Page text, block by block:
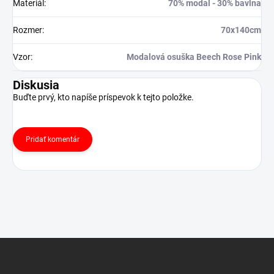
Materiál : 70% modal - 30% bavlna
Rozmer: 70x140cm
Vzor: Modalová osuška Beech Rose Pink
Diskusia
Buďte prvý, kto napíše príspevok k tejto položke.
Pridať komentár